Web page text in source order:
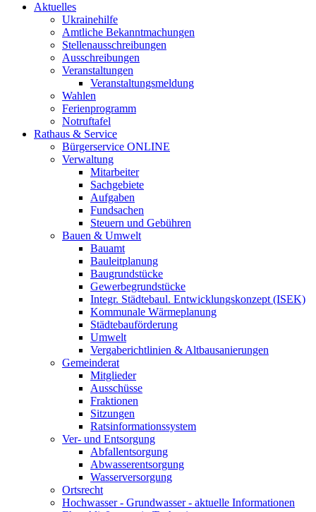
Aktuelles
Ukrainehilfe
Amtliche Bekanntmachungen
Stellenausschreibungen
Ausschreibungen
Veranstaltungen
Veranstaltungsmeldung
Wahlen
Ferienprogramm
Notruftafel
Rathaus & Service
Bürgerservice ONLINE
Verwaltung
Mitarbeiter
Sachgebiete
Aufgaben
Fundsachen
Steuern und Gebühren
Bauen & Umwelt
Bauamt
Bauleitplanung
Baugrundstücke
Gewerbegrundstücke
Integr. Städtebaul. Entwicklungskonzept (ISEK)
Kommunale Wärmeplanung
Städtebauförderung
Umwelt
Vergaberichtlinien & Altbausanierungen
Gemeinderat
Mitglieder
Ausschüsse
Fraktionen
Sitzungen
Ratsinformationssystem
Ver- und Entsorgung
Abfallentsorgung
Abwasserentsorgung
Wasserversorgung
Ortsrecht
Hochwasser - Grundwasser - aktuelle Informationen